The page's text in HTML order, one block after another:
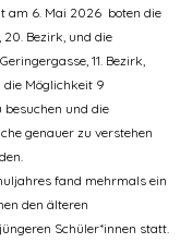
am 6. Mai 2026  boten die
20. Bezirk, und die
11. Bezirk,
Möglichkeit 9
besuchen und die
genauer zu verstehen
fand mehrmals ein
den älteren
Schüler*innen statt.